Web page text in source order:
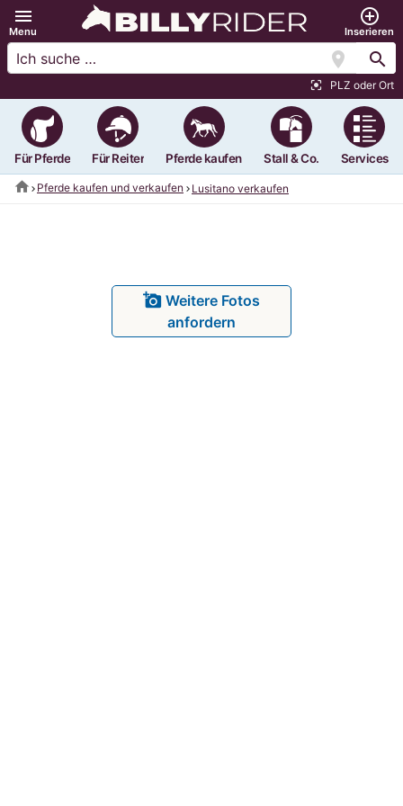
menu
Menu
add_circle_outline
Inserieren
location_on search
center_focus_strong PLZ oder Ort
Für Pferde Für Reiter Pferde kaufen Stall & Co. Services
home Pferde kaufen und verkaufen Lusitano verkaufen
add_a_photo Weitere Fotos
anfordern